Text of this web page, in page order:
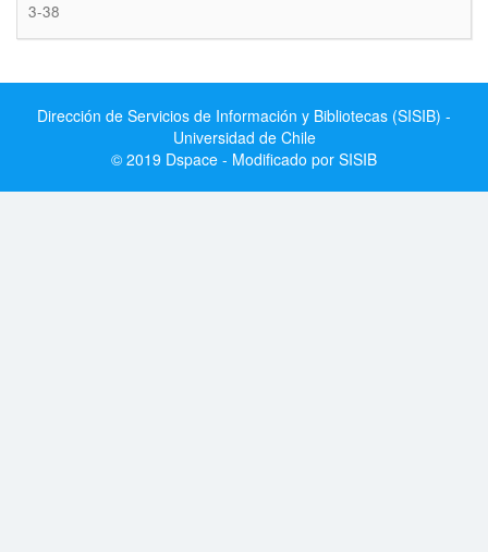
3-38
Dirección de Servicios de Información y Bibliotecas (SISIB) -
Universidad de Chile
© 2019 Dspace - Modificado por SISIB